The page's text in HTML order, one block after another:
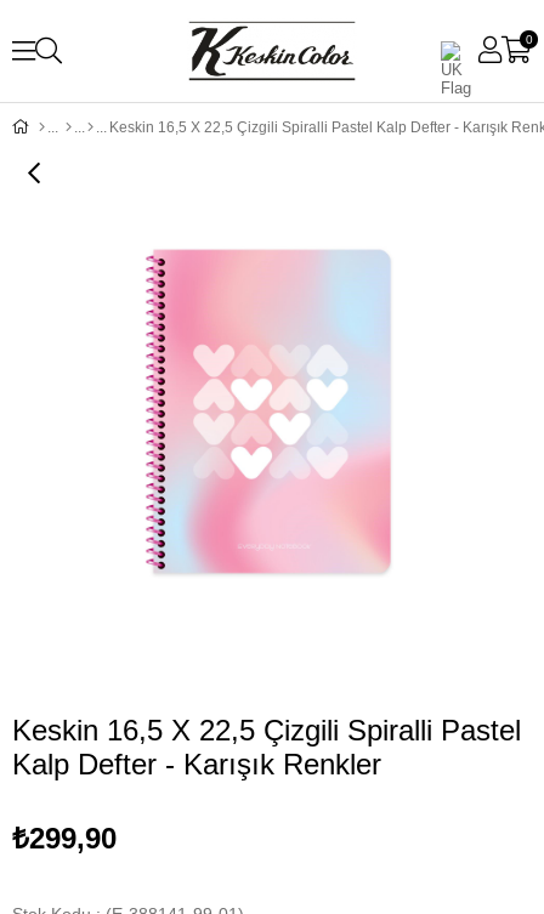
0
Keskin 16,5 X 22,5 Çizgili Spiralli Pastel Kalp Defter - Karışık
Keskin 16,5 X 22,5 Çizgili Spiralli Pastel
Kalp Defter - Karışık Renkler
₺299,90